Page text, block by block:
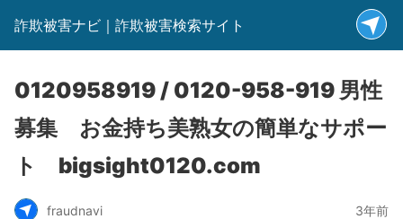
詐欺被害ナビ｜詐欺被害検索サイト
0120958919 / 0120-958-919 男性
募集 お金持ち美熟女の簡単なサポー
ト bigsight0120.com
fraudnavi 3年前